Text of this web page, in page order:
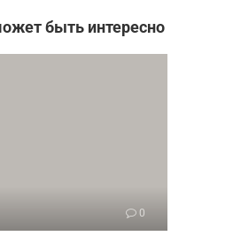
быть интересно
0